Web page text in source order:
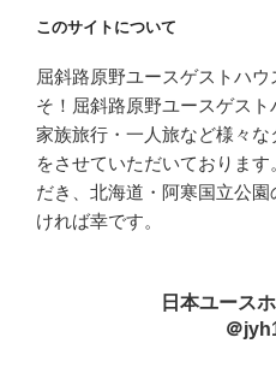
このサイトについて
屈斜路原野ユースゲストハ
そ！屈斜路原野ユースゲスト
家族旅行・一人旅など様々
をさせていただいておりま
だき、北海道・阿寒国立公
ければ幸です。
日本ユース
＠